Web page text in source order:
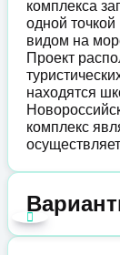
комплекса
одной
видом на
Проект
находятся
комплекс